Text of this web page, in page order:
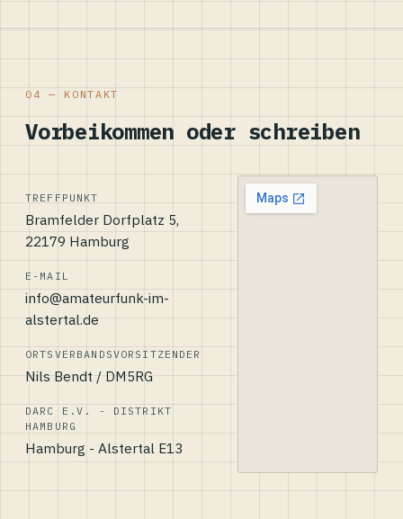
04 — KONTAKT
Vorbeikommen oder schreiben
TREFFPUNKT
Bramfelder Dorfplatz 5,
22179 Hamburg
E-MAIL
info@amateurfunk-im-
alstertal.de
ORTSVERBANDSVORSITZENDER
Nils Bendt / DM5RG
DARC E.V. - DISTRIKT
HAMBURG
Hamburg - Alstertal E13